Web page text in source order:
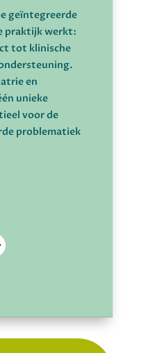
geïntegreerde
praktijk werkt:
tot klinische
en
unieke
voor de
problematiek